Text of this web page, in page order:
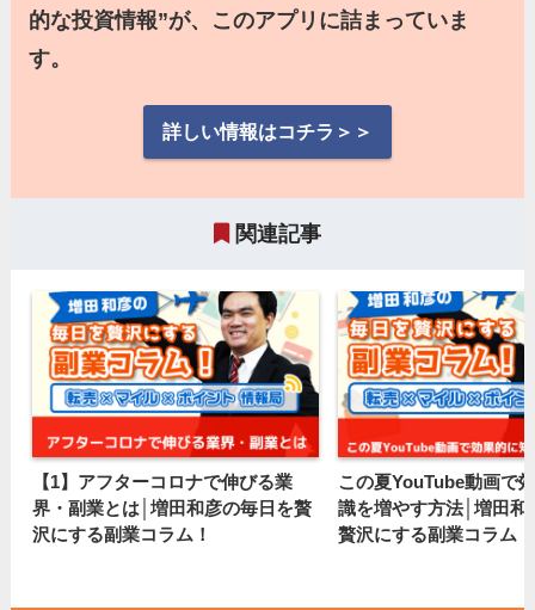
的な投資情報”が、このアプリに詰まっていま
す。
詳しい情報はコチラ＞＞
関連記事
【1】アフターコロナで伸びる業
界・副業とは│増田和彦の毎日を贅
沢にする副業コラム！
この夏YouTube動画で
識を増やす方法│増田和
贅沢にする副業コラム！